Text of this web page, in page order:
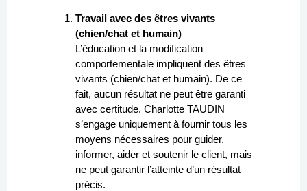
Travail avec des êtres vivants
(chien/chat et humain)
L’éducation et la modification
comportementale impliquent des êtres
vivants (chien/chat et humain). De ce
fait, aucun résultat ne peut être garanti
avec certitude. Charlotte TAUDIN
s’engage uniquement à fournir tous les
moyens nécessaires pour guider,
informer, aider et soutenir le client, mais
ne peut garantir l’atteinte d’un résultat
précis.